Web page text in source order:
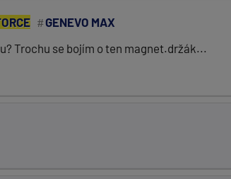
GENEVO MAX
Trochu se bojím o ten magnet.držák...